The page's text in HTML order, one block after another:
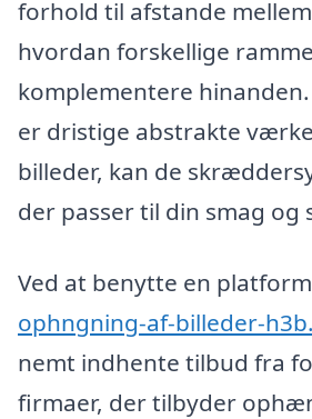
forhold til afstande
hvordan forskellige
komplementere
er dristige abstrakte
billeder, kan de
der passer til din smag og
Ved at benytte en
ophngning-af-billeder-
nemt indhente tilbud fra
firmaer, der tilbyder